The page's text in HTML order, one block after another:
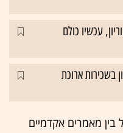
עכשיו כולם
בשכירות ארוכת
מאמרים אקדמיים